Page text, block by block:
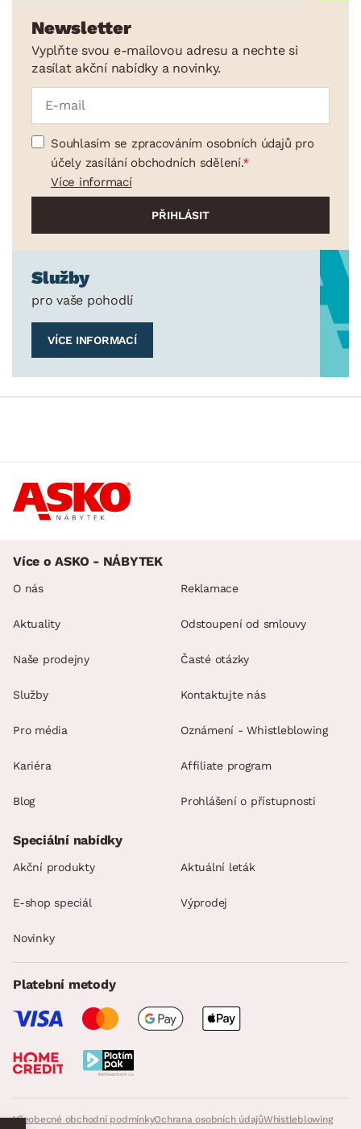
Newsletter
Vyplňte svou e-mailovou adresu a nechte si
zasílat akční nabídky a novinky.
Souhlasím se zpracováním osobních údajů pro
účely zasílání obchodních sdělení.
Více informací
Služby
pro vaše pohodlí
VÍCE INFORMACÍ
Více o ASKO - NÁBYTEK
O nás
Aktuality
Naše prodejny
Služby
Pro média
Kariéra
Blog
Reklamace
Odstoupení od smlouvy
Časté otázky
Kontaktujte nás
Oznámení - Whistleblowing
Affiliate program
Prohlášení o přístupnosti
Všeobecné obchodní podmínkyOchrana osobních údajůWhistleblowing
Speciální nabídky
Akční produkty Aktuální leták
E-shop speciál Výprodej
Novinky
Platební metody